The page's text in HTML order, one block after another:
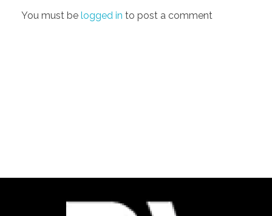
You must be logged in to post a comment